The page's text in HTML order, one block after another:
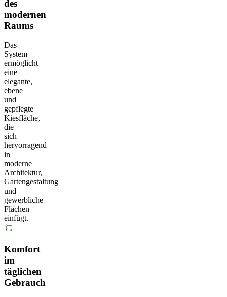
des
modernen
Raums
Das
System
ermöglicht
eine
elegante,
ebene
und
gepflegte
Kiesfläche,
die
sich
hervorragend
in
moderne
Architektur,
Gartengestaltung
und
gewerbliche
Flächen
einfügt.
Komfort
im
täglichen
Gebrauch